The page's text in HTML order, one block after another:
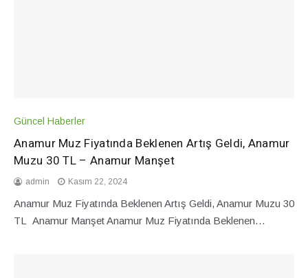
Güncel Haberler
Anamur Muz Fiyatında Beklenen Artış Geldi, Anamur
Muzu 30 TL – Anamur Manşet
admin Kasım 22, 2024
Anamur Muz Fiyatında Beklenen Artış Geldi, Anamur Muzu 30
TL Anamur Manşet Anamur Muz Fiyatında Beklenen…